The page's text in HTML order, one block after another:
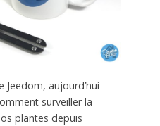
Jeedom, aujourd’hui
surveiller la
plantes depuis